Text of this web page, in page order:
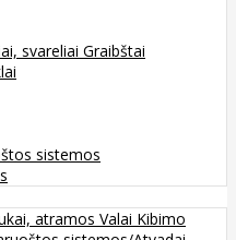
svareliai Graibštai
sistemos
atramos Valai Kibimo